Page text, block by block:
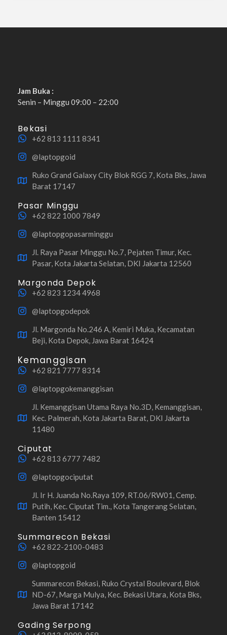
Jam Buka :
Senin – Minggu 09:00 – 22:00
Bekasi
+62 813 1111 8341
@laptopgoid
Ruko Grand Galaxy City Blok RGG 7, Kota Bks, Jawa
Barat 17147
Pasar Minggu
+62 822 1000 7849
@laptopgopasarminggu
Jl. Raya Pasar Minggu No.7, Pejaten Timur, Kec.
Pasar, Kota Jakarta Selatan, DKI Jakarta 12560
Margonda Depok
+62 823 1234 4968
@laptopgodepok
Jl. Margonda No.246 A, Kemiri Muka, Kecamatan
Beji, Kota Depok, Jawa Barat 16424
Kemanggisan
+62 821 7777 8314
@laptopgokemanggisan
Jl. Kemanggisan Utama Raya No.3D, Kemanggisan,
Kec. Palmerah, Kota Jakarta Barat, DKI Jakarta
11480
Ciputat
+62 813 6777 7482
@laptopgociputat
Jl. Ir H. Juanda No.Raya 109, RT.06/RW01, Cemp.
Putih, Kec. Ciputat Tim., Kota Tangerang Selatan,
Banten 15412
Summarecon Bekasi
+62 822-2100-0483
@laptopgoid
Summarecon Bekasi, Ruko Crystal Boulevard, Blok
ND-67, Marga Mulya, Kec. Bekasi Utara, Kota Bks,
Jawa Barat 17142
Gading Serpong